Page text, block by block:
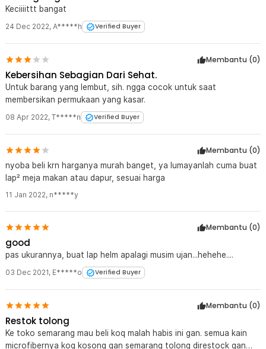
Keciiiittt bangat
24 Dec 2022, A*****h Verified Buyer
Membantu (0)
Kebersihan Sebagian Dari Sehat.
Untuk barang yang lembut, sih. ngga cocok untuk saat
membersikan permukaan yang kasar.
08 Apr 2022, T*****n Verified Buyer
Membantu (0)
nyoba beli krn harganya murah banget, ya lumayanlah cuma buat
lap² meja makan atau dapur, sesuai harga
11 Jan 2022, n*****y
Membantu (0)
good
pas ukurannya, buat lap helm apalagi musim ujan...hehehe....
03 Dec 2021, E*****o Verified Buyer
Membantu (0)
Restok tolong
Ke toko semarang mau beli koq malah habis ini gan. semua kain
microfibernya koq kosong gan semarang tolong direstock gan